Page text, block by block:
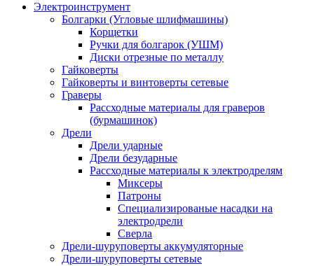
Электроинструмент
Болгарки (Угловые шлифмашины)
Корщетки
Ручки для болгарок (УШМ)
Диски отрезные по металлу
Гайковерты
Гайковерты и винтоверты сетевые
Граверы
Рассходные материалы для граверов
(бурмашинок)
Дрели
Дрели ударные
Дрели безударные
Рассходные материалы к электродрелям
Миксеры
Патроны
Специализированые насадки на
электродрели
Сверла
Дрели-шуруповерты аккумуляторные
Дрели-шуруповерты сетевые